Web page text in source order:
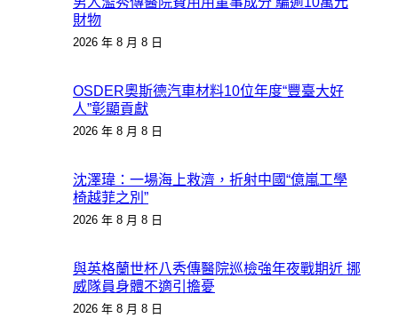
財物
2026 年 8 月 8 日
OSDER奧斯德汽車材料10位年度“豐臺大好
人”彰顯貢獻
2026 年 8 月 8 日
沈澤瑋：一場海上救濟，折射中國“億嵐工學
椅越菲之別”
2026 年 8 月 8 日
與英格蘭世杯八秀傳醫院巡檢強年夜戰期近 挪
威隊員身體不適引擔憂
2026 年 8 月 8 日